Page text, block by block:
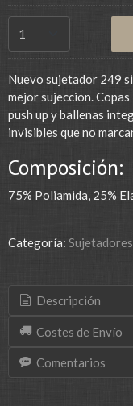
Nuevo sujetador 249
mejor sujeccion.
push up y ballenas
invisibles que no
Composición:
75% Poliamida, 25%
Categoría: Sujetadores
Descripción
Costes de Envío
Comentarios